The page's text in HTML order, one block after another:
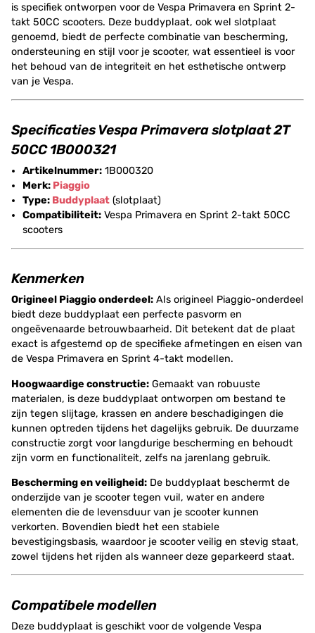
is specifiek ontworpen voor de Vespa Primavera en Sprint 2-
takt 50CC scooters. Deze buddyplaat, ook wel slotplaat
genoemd, biedt de perfecte combinatie van bescherming,
ondersteuning en stijl voor je scooter, wat essentieel is voor
het behoud van de integriteit en het esthetische ontwerp
van je Vespa.
Specificaties Vespa Primavera slotplaat 2T
50CC 1B000321
Artikelnummer: 1B000320
Merk: Piaggio
Type: Buddyplaat (slotplaat)
Compatibiliteit: Vespa Primavera en Sprint 2-takt 50CC
scooters
Kenmerken
Origineel Piaggio onderdeel: Als origineel Piaggio-onderdeel
biedt deze buddyplaat een perfecte pasvorm en
ongeëvenaarde betrouwbaarheid. Dit betekent dat de plaat
exact is afgestemd op de specifieke afmetingen en eisen van
de Vespa Primavera en Sprint 4-takt modellen.
Hoogwaardige constructie: Gemaakt van robuuste
materialen, is deze buddyplaat ontworpen om bestand te
zijn tegen slijtage, krassen en andere beschadigingen die
kunnen optreden tijdens het dagelijks gebruik. De duurzame
constructie zorgt voor langdurige bescherming en behoudt
zijn vorm en functionaliteit, zelfs na jarenlang gebruik.
Bescherming en veiligheid: De buddyplaat beschermt de
onderzijde van je scooter tegen vuil, water en andere
elementen die de levensduur van je scooter kunnen
verkorten. Bovendien biedt het een stabiele
bevestigingsbasis, waardoor je scooter veilig en stevig staat,
zowel tijdens het rijden als wanneer deze geparkeerd staat.
Compatibele modellen
Deze buddyplaat is geschikt voor de volgende Vespa